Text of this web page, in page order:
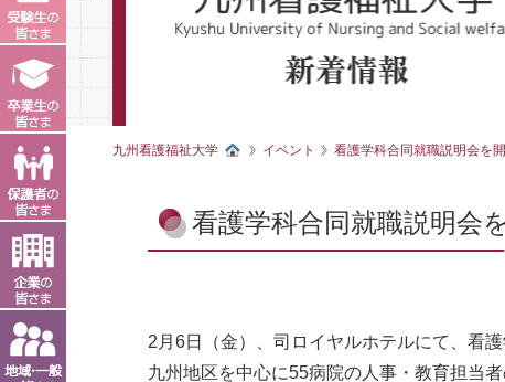
九州看護福祉大学 イベント 看護学科合同就職説明会を開
看護学科合同就職説明会
2月6日（金）、司ロイヤルホテルにて、看
九州地区を中心に55病院の人事・教育担当